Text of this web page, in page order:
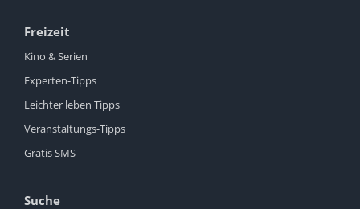
Freizeit
Kino & Serien
Experten-Tipps
Leichter leben Tipps
Veranstaltungs-Tipps
Gratis SMS
Suche